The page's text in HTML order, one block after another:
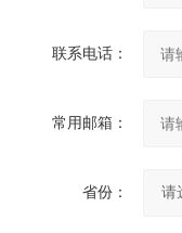
联系电话：
常用邮箱：
省份：